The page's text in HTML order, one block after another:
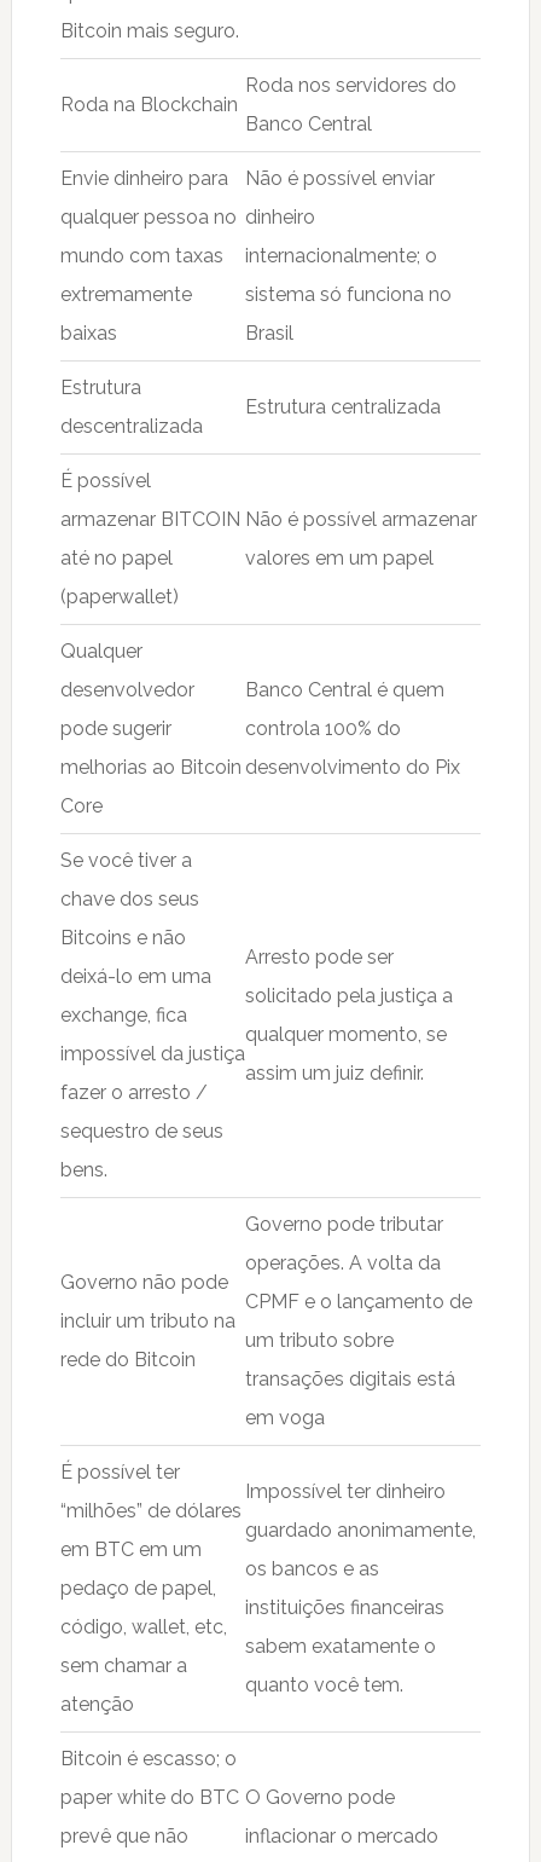
Bitcoin mais seguro.
Roda na Blockchain
Roda nos servidores do
Banco Central
Envie dinheiro para
qualquer pessoa no
mundo com taxas
extremamente
baixas
Não é possível enviar
dinheiro
internacionalmente; o
sistema só funciona no
Brasil
Estrutura
descentralizada
Estrutura centralizada
É possível
armazenar BITCOIN
até no papel
(paperwallet)
Não é possível armazenar
valores em um papel
Qualquer
desenvolvedor
pode sugerir
melhorias ao Bitcoin
Core
Banco Central é quem
controla 100% do
desenvolvimento do Pix
Se você tiver a
chave dos seus
Bitcoins e não
deixá-lo em uma
exchange, fica
impossível da justiça
fazer o arresto /
sequestro de seus
bens.
Arresto pode ser
solicitado pela justiça a
qualquer momento, se
assim um juiz definir.
Governo não pode
incluir um tributo na
rede do Bitcoin
Governo pode tributar
operações. A volta da
CPMF e o lançamento de
um tributo sobre
transações digitais está
em voga
É possível ter
“milhões” de dólares
em BTC em um
pedaço de papel,
código, wallet, etc,
sem chamar a
atenção
Impossível ter dinheiro
guardado anonimamente,
os bancos e as
instituições financeiras
sabem exatamente o
quanto você tem.
Bitcoin é escasso; o
paper white do BTC
prevê que não
O Governo pode
inflacionar o mercado